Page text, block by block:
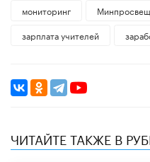
мониторинг
зарплата учителей
ЧИТАЙТЕ ТАКЖЕ В